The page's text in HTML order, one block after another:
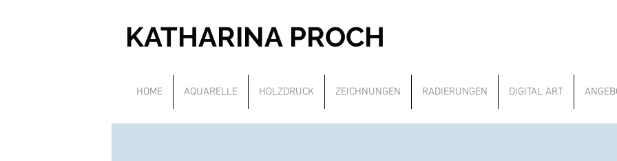
KATHARINA PROCH
HOME AQUARELLE HOLZDRUCK ZEICHNUNGEN RADIERUNGEN DIGITAL ART